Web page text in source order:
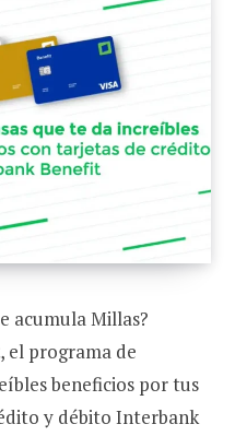
acumula Millas?
, el programa de
beneficios por tus
y débito Interbank